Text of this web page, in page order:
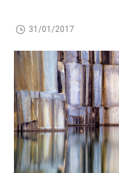
31/01/2017